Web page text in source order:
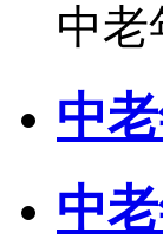
中老
中
中